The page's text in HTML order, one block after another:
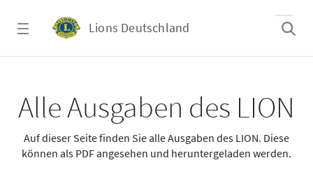
Lions Deutschland
Alle Ausgaben des LION
Auf dieser Seite finden Sie alle Ausgaben des LION. Diese
können als PDF angesehen und heruntergeladen werden.